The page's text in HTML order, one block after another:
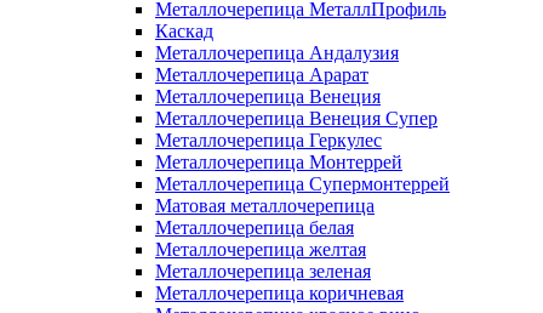
Металлочерепица МеталлПрофиль
Каскад
Металлочерепица Андалузия
Металлочерепица Арарат
Металлочерепица Венеция
Металлочерепица Венеция Супер
Металлочерепица Геркулес
Металлочерепица Монтеррей
Металлочерепица Супермонтеррей
Матовая металлочерепица
Металлочерепица белая
Металлочерепица желтая
Металлочерепица зеленая
Металлочерепица коричневая